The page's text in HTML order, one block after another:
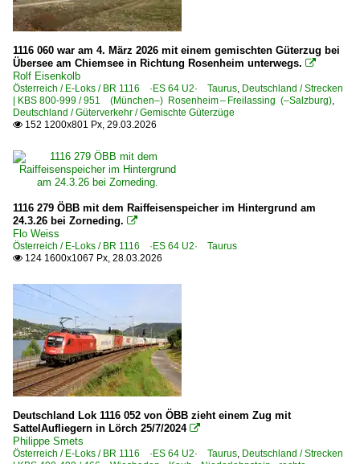
1116 060 war am 4. März 2026 mit einem gemischten Güterzug bei
Übersee am Chiemsee in Richtung Rosenheim unterwegs. 
Rolf Eisenkolb
Österreich / E-Loks / BR 1116 ·ES 64 U2· Taurus, Deutschland / Strecken
| KBS 800-999 / 951 (München–) Rosenheim – Freilassing (–Salzburg),
Deutschland / Güterverkehr / Gemischte Güterzüge
 152 1200x801 Px, 29.03.2026
1116 279 ÖBB mit dem Raiffeisenspeicher im Hintergrund am
24.3.26 bei Zorneding. 
Flo Weiss
Österreich / E-Loks / BR 1116 ·ES 64 U2· Taurus
 124 1600x1067 Px, 28.03.2026
Deutschland Lok 1116 052 von ÖBB zieht einem Zug mit
SattelAufliegern in Lörch 25/7/2024 
Philippe Smets
Österreich / E-Loks / BR 1116 ·ES 64 U2· Taurus, Deutschland / Strecken